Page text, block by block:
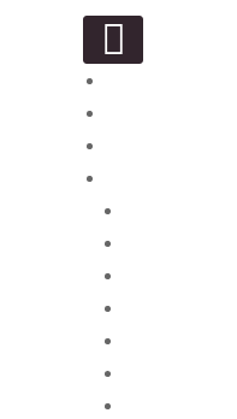
尼日利亚律师
代理人, 在尼
利亚顶级知识
权律师事务所
师事务所在尼
技律师事务所,
师, 尼日利亚
所, 尼日利亚
的国际律师事
海事律师事务
在尼日利亚的商标律师, 在尼
尼日利亚金融科技律师事务所
亚的信息技术律师, 尼日利亚